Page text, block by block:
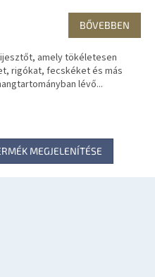
BŐVEBBEN
amely tökéletesen
rigókat, fecskéket és más
lévő...
MEGJELENÍTÉSE